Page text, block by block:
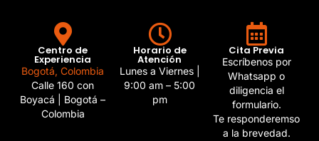
Centro de
Experiencia
Bogotá, Colombia
Calle 160 con
Boyacá | Bogotá –
Colombia
Horario de
Atención
Lunes a Viernes |
9:00 am – 5:00
pm
Cita Previa
Escríbenos por
Whatsapp o
diligencia el
formulario.
Te responderemso
a la brevedad.